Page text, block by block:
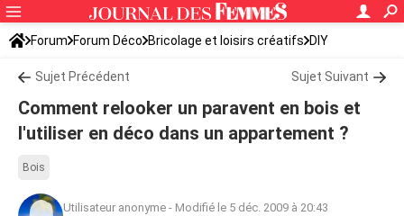
Forum Forum Déco Bricolage et loisirs créatifs DIY
Sujet Précédent Sujet Suivant
Comment relooker un paravent en bois et
l'utiliser en déco dans un appartement ?
Bois
Utilisateur anonyme - Modifié le 5 déc. 2009 à 20:43